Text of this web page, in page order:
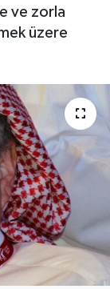
ve zorla
üzere